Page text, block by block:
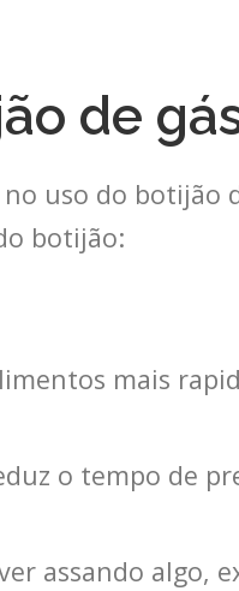
de
uso do botijão
botijão:
mais
o tempo de
assando algo,